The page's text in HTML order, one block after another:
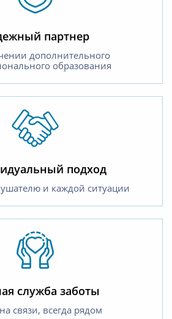
партнер
дополнительного
образования
подход
и каждой ситуации
служба заботы
связи, всегда рядом